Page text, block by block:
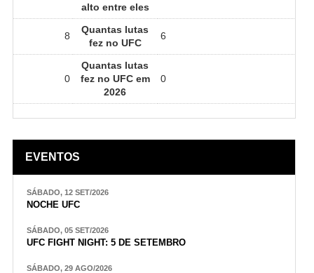
alto entre eles
8
Quantas lutas
fez no UFC
6
0
Quantas lutas
fez no UFC em
2026
0
EVENTOS
SÁBADO, 12 SET/2026
NOCHE UFC
SÁBADO, 05 SET/2026
UFC FIGHT NIGHT: 5 DE SETEMBRO
SÁBADO, 29 AGO/2026